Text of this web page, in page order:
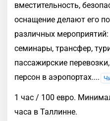
вместительность,
оснащение делают его
различных
семинары, трансфер,
пассажирские
персон в аэропортах....
1 час / 100 евро.
часа в Таллинне.